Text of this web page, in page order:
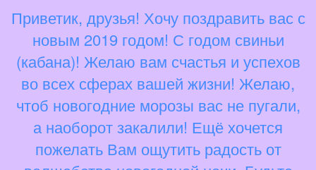
Приветик, друзья! Хочу поздравить вас с
новым 2019 годом! С годом свиньи
(кабана)! Желаю вам счастья и успехов
во всех сферах вашей жизни! Желаю,
чтоб новогодние морозы вас не пугали,
а наоборот закалили! Ещё хочется
пожелать Вам ощутить радость от